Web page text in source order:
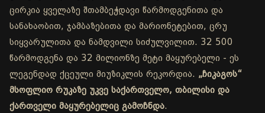
ცირკია ყველაზე შთამბეჭდავი წარმოდგენითა და
სანახაობით, ჯამბაზებითა და მარიონეტებით, ცრუ
სიყვარულითა და ნამდვილი სიძულვილით. 32 500
წარმოდგენა და 32 მილიონზე მეტი მაყურებელი - ეს
ლეგენდად ქცეული მიუზიკლის რეკორდია. „ჩიკაგოს“
მსოფლიო რუკაზე უკვე საქართველო, თბილისი და
ქართველი მაყურებელიც გამოჩნდა.